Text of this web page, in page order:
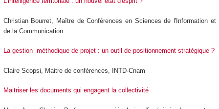
Christian Bourret, Maître de Conférences en Sciences de l'Information et
de la Communication.
La gestion méthodique de projet : un outil de positionnement stratégique ?
Claire Scopsi, Maitre de conférences, INTD-Cnam
Maitriser les documents qui engagent la collectivité